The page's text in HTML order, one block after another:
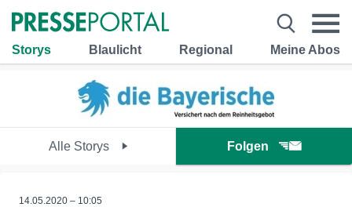
Storys Blaulicht Regional Meine Abos
Alle Storys Folgen
14.05.2020 – 10:05